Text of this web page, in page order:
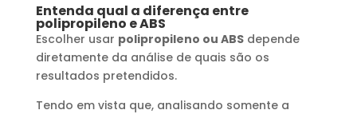
Entenda qual a diferença entre
polipropileno e ABS
Escolher usar polipropileno ou ABSdepende
diretamente da análise de quais são os
resultados pretendidos.
Tendo em vista que, analisando somente a